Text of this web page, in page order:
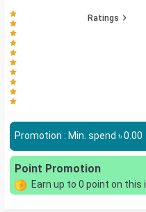
Ratings
Promotion : Min. spend ৳0.00
Point Promotion
Earn up to 0 point on this